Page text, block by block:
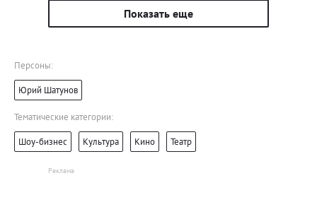
Показать еще
Персоны:
Юрий Шатунов
Тематические категории:
Шоу-бизнес Культура Кино Театр